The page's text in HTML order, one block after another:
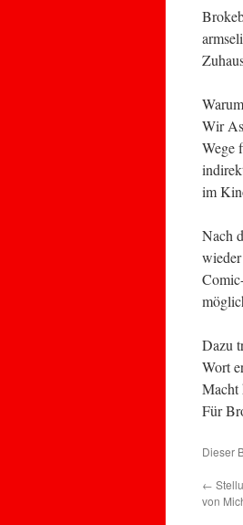
Wir
Wege
im
Nach
wieder
Dazu
Wort
Macht
Für
Dieser
←
von